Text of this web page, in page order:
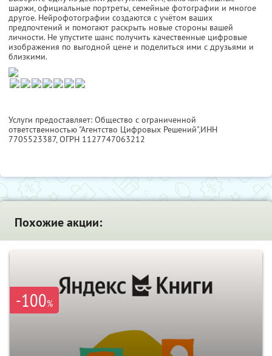
шаржи, официальные портреты, семейные фотографии и многое
другое. Нейрофотографии создаются с учётом ваших
предпочтений и помогают раскрыть новые стороны вашей
личности. Не упустите шанс получить качественные цифровые
изображения по выгодной цене и поделиться ими с друзьями и
близкими.
Услуги предоставляет: Общество с ограниченной
ответственностью "Агентство Цифровых Решений",ИНН
7705523387, ОГРН 1127747063212
Похожие акции:
-100%